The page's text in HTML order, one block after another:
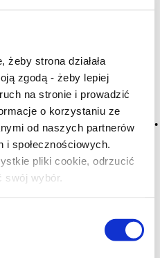
strona działała
zgodą - żeby lepiej
na stronie i prowadzić
o korzystaniu ze
od naszych partnerów
społecznościowych.
pliki cookie, odrzucić
swój wybór.18 lat?
tagu:
wino, którego wszystkie